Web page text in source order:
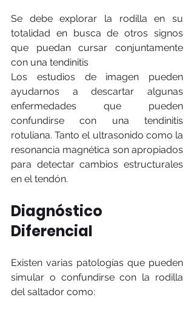
Se debe explorar la rodilla en su
totalidad en busca de otros signos
que puedan cursar conjuntamente
con una tendinitis
Los estudios de imagen pueden
ayudarnos a descartar algunas
enfermedades que pueden
confundirse con una tendinitis
rotuliana. Tanto el ultrasonido como la
resonancia magnética son apropiados
para detectar cambios estructurales
en el tendón.
Diagnóstico
Diferencial
Existen varias patologías que pueden
simular o confundirse con la rodilla
del saltador como: